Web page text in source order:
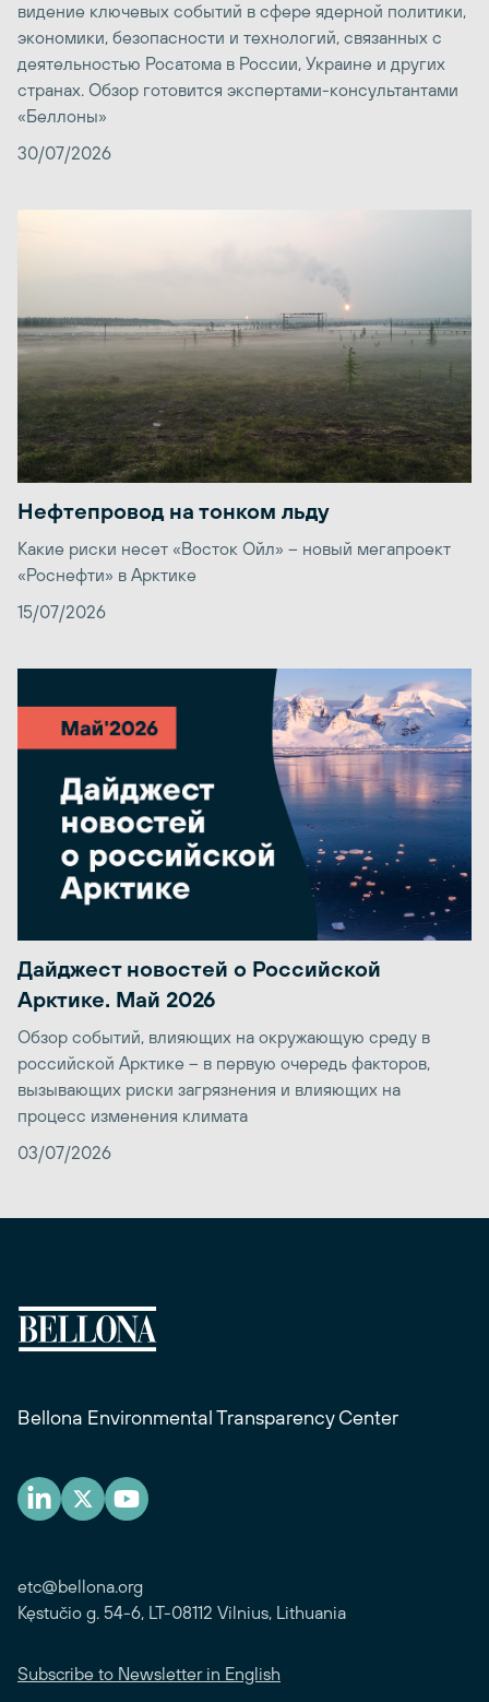
видение ключевых событий в сфере ядерной политики,
экономики, безопасности и технологий, связанных с
деятельностью Росатома в России, Украине и других
странах. Обзор готовится экспертами-консультантами
«Беллоны»
30/07/2026
Нефтепровод на тонком льду
Какие риски несет «Восток Ойл» – новый мегапроект
«Роснефти» в Арктике
15/07/2026
Дайджест новостей о Российской
Арктике. Май 2026
Обзор событий, влияющих на окружающую среду в
российской Арктике – в первую очередь факторов,
вызывающих риски загрязнения и влияющих на
процесс изменения климата
03/07/2026
Bellona Environmental Transparency Center
etc@bellona.org
Kęstučio g. 54-6, LT-08112 Vilnius, Lithuania
Subscribe to Newsletter in English